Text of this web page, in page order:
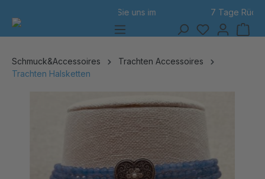
7 Tage Rückgabe
Trachten Halsketten